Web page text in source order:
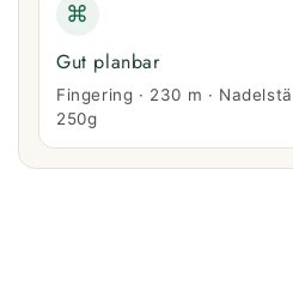
⌘
Gut planbar
Fingering · 230 m ·
250g